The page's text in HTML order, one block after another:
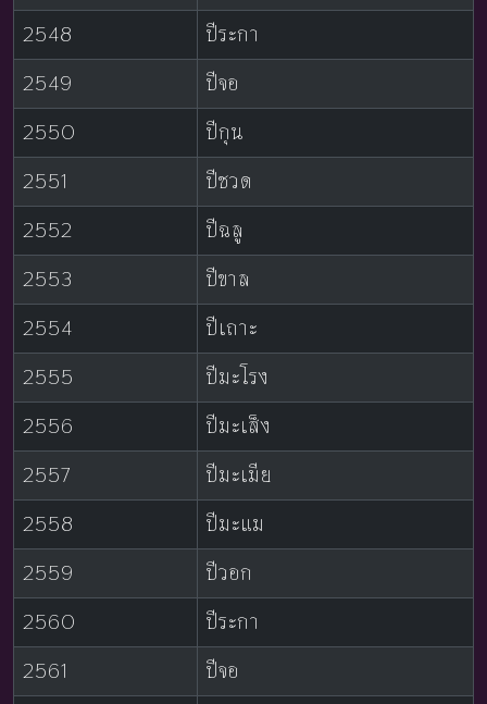
2548
ปีระกา
2549
ปีจอ
2550
ปีกุน
2551
ปีชวด
2552
ปีฉลู
2553
ปีขาล
2554
ปีเถาะ
2555
ปีมะโรง
2556
ปีมะเส็ง
2557
ปีมะเมีย
2558
ปีมะแม
2559
ปีวอก
2560
ปีระกา
2561
ปีจอ